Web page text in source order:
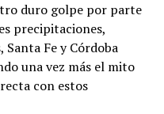
duro golpe por parte
precipitaciones,
Santa Fe y Córdoba
una vez más el mito
con estos